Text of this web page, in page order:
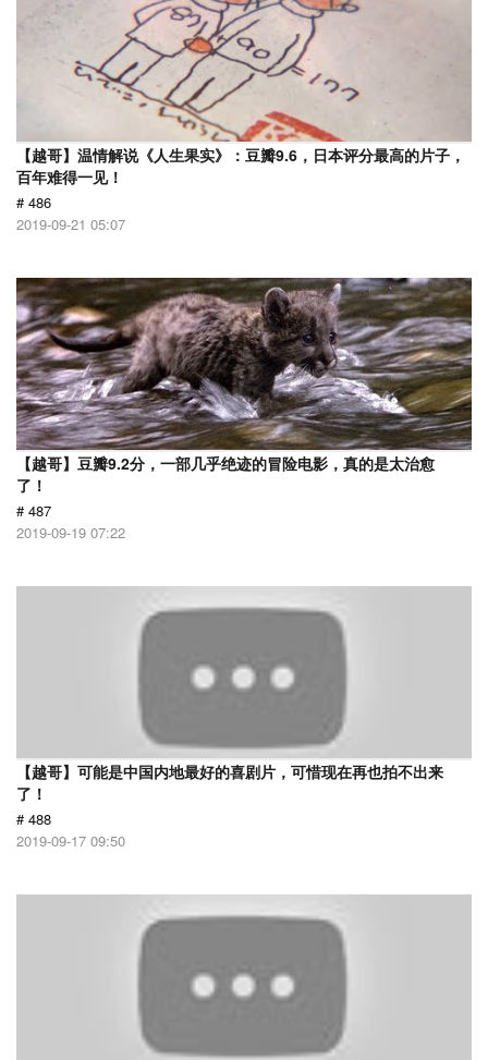
【越哥】温情解说《人生果实》：豆瓣9.6，日本评分最高的片子，
百年难得一见！
# 486
2019-09-21 05:07
【越哥】豆瓣9.2分，一部几乎绝迹的冒险电影，真的是太治愈
了！
# 487
2019-09-19 07:22
【越哥】可能是中国内地最好的喜剧片，可惜现在再也拍不出来
了！
# 488
2019-09-17 09:50